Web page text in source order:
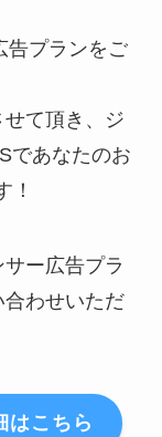
告プランをご
て頂き、ジ
であなたのお
！
ー広告プラ
わせいただ
はこちら